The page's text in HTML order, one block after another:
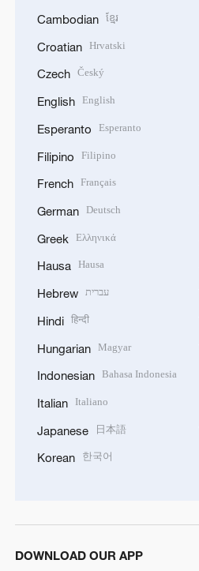
Cambodian ខ្មែរ
Croatian Hrvatski
Czech Český
English English
Esperanto Esperanto
Filipino Filipino
French Français
German Deutsch
Greek Ελληνικά
Hausa Hausa
Hebrew עברית
Hindi हिन्दी
Hungarian Magyar
Indonesian Bahasa Indonesia
Italian Italiano
Japanese 日本語
Korean 한국어
DOWNLOAD OUR APP